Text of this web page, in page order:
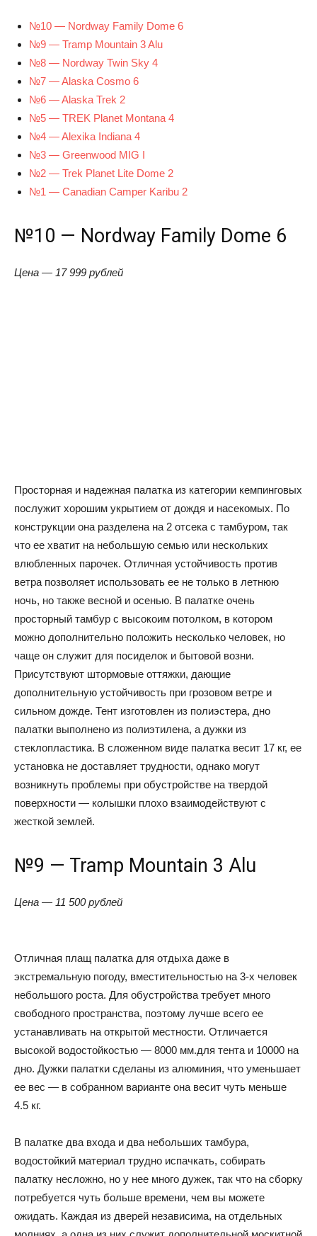
№10 — Nordway Family Dome 6
№9 — Tramp Mountain 3 Alu
№8 — Nordway Twin Sky 4
№7 — Alaska Cosmo 6
№6 — Alaska Trek 2
№5 — TREK Planet Montana 4
№4 — Alexika Indiana 4
№3 — Greenwood MIG I
№2 — Trek Planet Lite Dome 2
№1 — Canadian Camper Karibu 2
№10 — Nordway Family Dome 6
Цена — 17 999 рублей
Просторная и надежная палатка из категории кемпинговых
послужит хорошим укрытием от дождя и насекомых. По
конструкции она разделена на 2 отсека с тамбуром, так
что ее хватит на небольшую семью или нескольких
влюбленных парочек. Отличная устойчивость против
ветра позволяет использовать ее не только в летнюю
ночь, но также весной и осенью. В палатке очень
просторный тамбур с высокоим потолком, в котором
можно дополнительно положить несколько человек, но
чаще он служит для посиделок и бытовой возни.
Присутствуют штормовые оттяжки, дающие
дополнительную устойчивость при грозовом ветре и
сильном дожде. Тент изготовлен из полиэстера, дно
палатки выполнено из полиэтилена, а дужки из
стеклопластика. В сложенном виде палатка весит 17 кг, ее
установка не доставляет трудности, однако могут
возникнуть проблемы при обустройстве на твердой
поверхности — колышки плохо взаимодействуют с
жесткой землей.
№9 — Tramp Mountain 3 Alu
Цена — 11 500 рублей
Отличная плащ палатка для отдыха даже в
экстремальную погоду, вместительностью на 3-х человек
небольшого роста. Для обустройства требует много
свободного пространства, поэтому лучше всего ее
устанавливать на открытой местности. Отличается
высокой водостойкостью — 8000 мм.для тента и 10000 на
дно. Дужки палатки сделаны из алюминия, что уменьшает
ее вес — в собранном варианте она весит чуть меньше
4.5 кг.
В палатке два входа и два небольших тамбура,
водостойкий материал трудно испачкать, собирать
палатку несложно, но у нее много дужек, так что на сборку
потребуется чуть больше времени, чем вы можете
ожидать. Каждая из дверей независима, на отдельных